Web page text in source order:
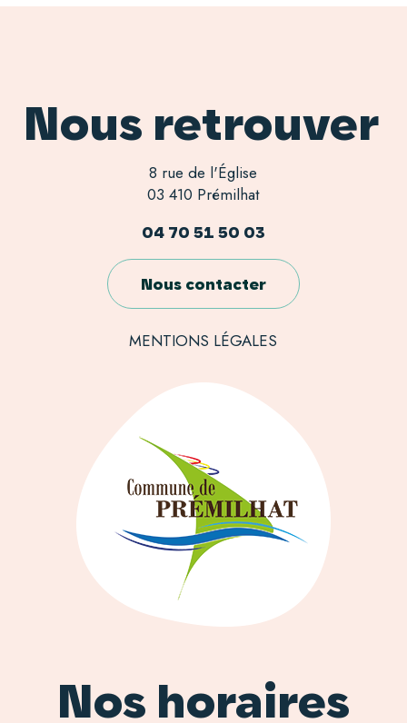
Nous retrouver
8 rue de l'Église
03 410 Prémilhat
04 70 51 50 03
Nous contacter
MENTIONS LÉGALES
Nos horaires